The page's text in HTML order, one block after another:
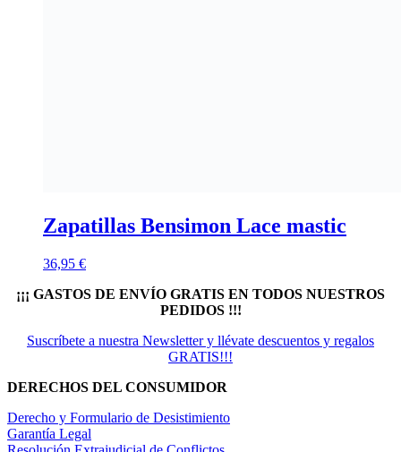
Zapatillas Bensimon Lace mastic
36,95 €
¡¡¡ GASTOS DE ENVÍO GRATIS EN TODOS NUESTROS
PEDIDOS !!!
Suscríbete a nuestra Newsletter y llévate descuentos y regalos
GRATIS!!!
DERECHOS DEL CONSUMIDOR
Derecho y Formulario de Desistimiento
Garantía Legal